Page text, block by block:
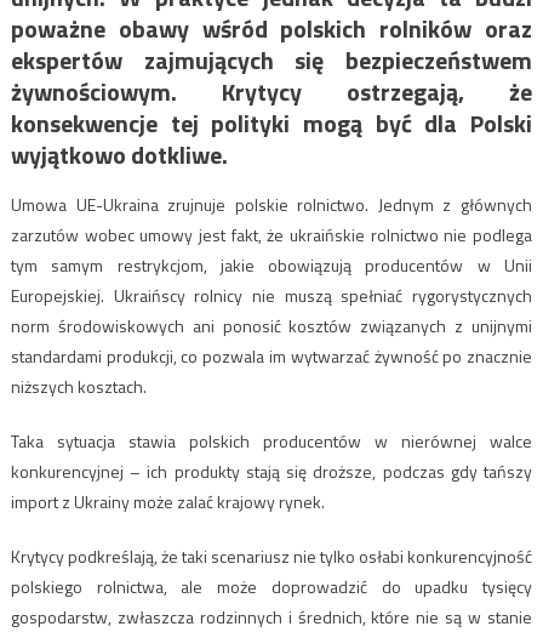
poważne obawy wśród polskich rolników oraz
ekspertów zajmujących się bezpieczeństwem
żywnościowym. Krytycy ostrzegają, że
konsekwencje tej polityki mogą być dla Polski
wyjątkowo dotkliwe.
Umowa UE-Ukraina zrujnuje polskie rolnictwo. Jednym z głównych
zarzutów wobec umowy jest fakt, że ukraińskie rolnictwo nie podlega
tym samym restrykcjom, jakie obowiązują producentów w Unii
Europejskiej. Ukraińscy rolnicy nie muszą spełniać rygorystycznych
norm środowiskowych ani ponosić kosztów związanych z unijnymi
standardami produkcji, co pozwala im wytwarzać żywność po znacznie
niższych kosztach.
Taka sytuacja stawia polskich producentów w nierównej walce
konkurencyjnej – ich produkty stają się droższe, podczas gdy tańszy
import z Ukrainy może zalać krajowy rynek.
Krytycy podkreślają, że taki scenariusz nie tylko osłabi konkurencyjność
polskiego rolnictwa, ale może doprowadzić do upadku tysięcy
gospodarstw, zwłaszcza rodzinnych i średnich, które nie są w stanie